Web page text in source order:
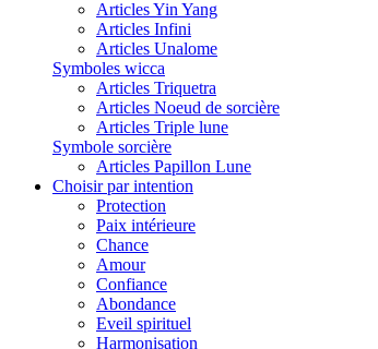
Articles Yin Yang
Articles Infini
Articles Unalome
Symboles wicca
Articles Triquetra
Articles Noeud de sorcière
Articles Triple lune
Symbole sorcière
Articles Papillon Lune
Choisir par intention
Protection
Paix intérieure
Chance
Amour
Confiance
Abondance
Eveil spirituel
Harmonisation